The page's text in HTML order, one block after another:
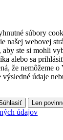
súbory
našej webovej
aby ste si mohli
alebo sa
že nemôžeme
výsledné údaje
Len
údajov